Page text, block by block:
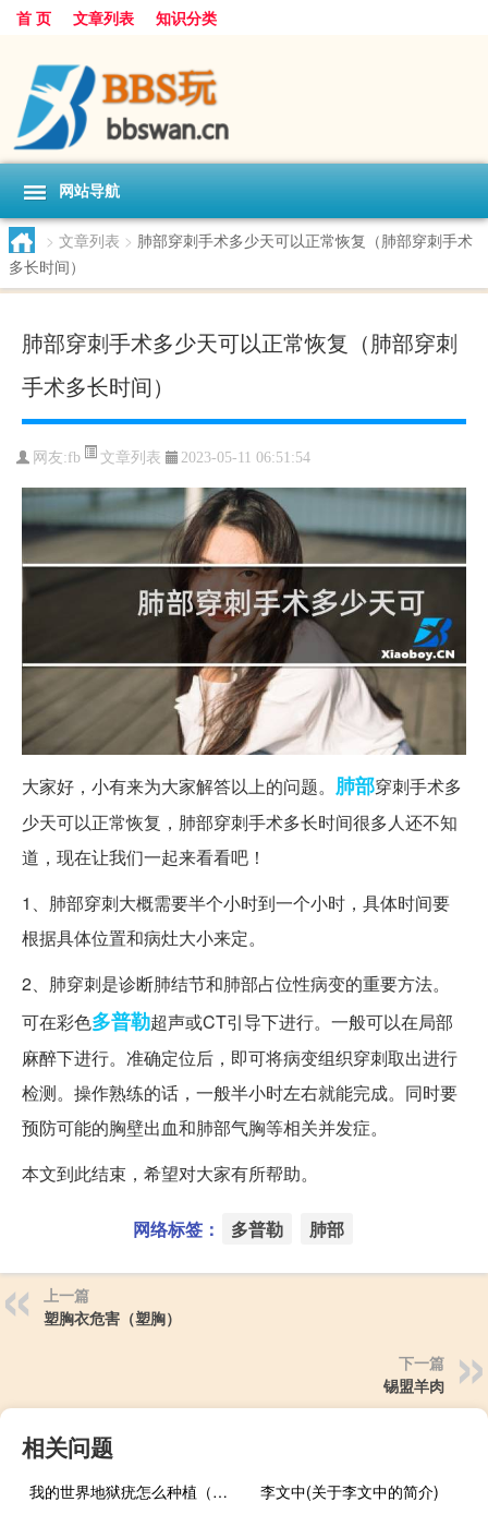
首 页 文章列表 知识分类
网站导航
> 文章列表 > 肺部穿刺手术多少天可以正常恢复（肺部穿刺手术
多长时间）
肺部穿刺手术多少天可以正常恢复（肺部穿刺
手术多长时间）
网友:fb 文章列表 2023-05-11 06:51:54
大家好，小有来为大家解答以上的问题。 肺部穿刺手术多
少天可以正常恢复，肺部穿刺手术多长时间很多人还不知
道，现在让我们一起来看看吧！
1、肺部穿刺大概需要半个小时到一个小时，具体时间要
根据具体位置和病灶大小来定。
2、肺穿刺是诊断肺结节和肺部占位性病变的重要方法。
可在彩色多普勒超声或CT引导下进行。一般可以在局部
麻醉下进行。准确定位后，即可将病变组织穿刺取出进行
检测。操作熟练的话，一般半小时左右就能完成。同时要
预防可能的胸壁出血和肺部气胸等相关并发症。
本文到此结束，希望对大家有所帮助。
网络标签： 多普勒 肺部
上一篇
塑胸衣危害（塑胸）
下一篇
锡盟羊肉
相关问题
我的世界地狱疣怎么种植（我的世界地狱疣）
李文中(关于李文中的简介)